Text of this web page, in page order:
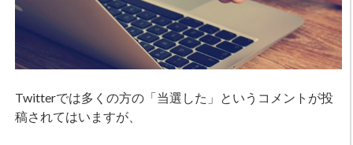
Twitterでは多くの方の「当選した」というコメントが投
稿されてはいますが、